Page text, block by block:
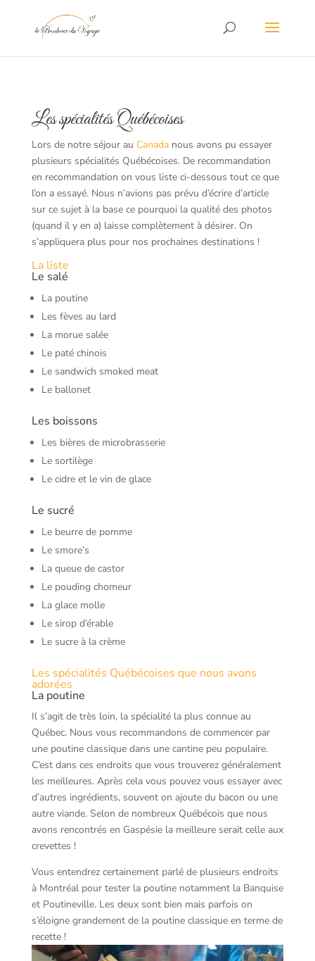
Les spécialités Québécoises
Lors de notre séjour au Canadanous avons pu essayer
plusieurs spécialités Québécoises. De recommandation
en recommandation on vous liste ci-dessous tout ce que
l’on a essayé. Nous n’avions pas prévu d’écrire d’article
sur ce sujet à la base ce pourquoi la qualité des photos
(quand il y en a) laisse complètement à désirer. On
s’appliquera plus pour nos prochaines destinations !
La liste
Le salé
La poutine
Les fèves au lard
La morue salée
Le paté chinois
Le sandwich smoked meat
Le ballonet
Les boissons
Les bières de microbrasserie
Le sortilège
Le cidre et le vin de glace
Le sucré
Le beurre de pomme
Le smore’s
La queue de castor
Le pouding chomeur
La glace molle
Le sirop d’érable
Le sucre à la crème
Les spécialités Québécoises que nous avons
adorées
La poutine
Il s’agit de très loin, la spécialité la plus connue au
Québec. Nous vous recommandons de commencer par
une poutine classique dans une cantine peu populaire.
C’est dans ces endroits que vous trouverez généralement
les meilleures. Après cela vous pouvez vous essayer avec
d’autres ingrédients, souvent on ajoute du bacon ou une
autre viande. Selon de nombreux Québécois que nous
avons rencontrés en Gaspésie la meilleure serait celle aux
crevettes !
Vous entendrez certainement parlé de plusieurs endroits
à Montréal pour tester la poutine notamment la Banquise
et Poutineville. Les deux sont bien mais parfois on
s’éloigne grandement de la poutine classique en terme de
recette !